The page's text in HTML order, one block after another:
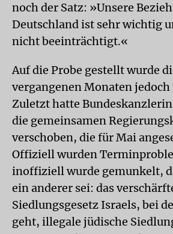
noch der Satz: »Unsere
Deutschland ist sehr wichtig
nicht beeinträchtigt.«
Auf die Probe gestellt wurde
vergangenen Monaten
Zuletzt hatte
die gemeinsamen
verschoben, die für Mai
Offiziell wurden
inoffiziell wurde gemunkelt,
ein anderer sei: das
Siedlungsgesetz Israels, bei
geht, illegale jüdische